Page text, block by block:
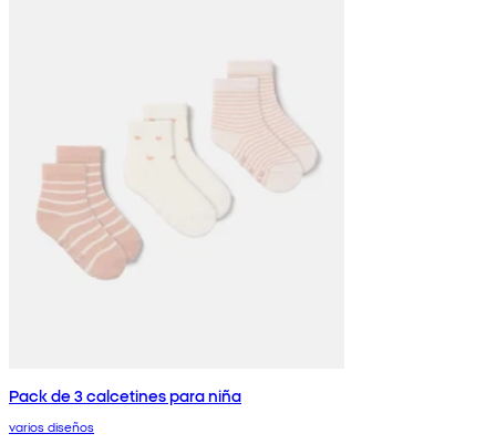
Pack de 3 calcetines para niña
varios diseños